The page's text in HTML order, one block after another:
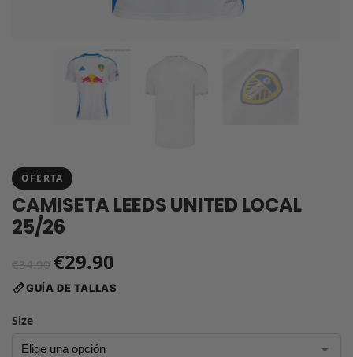
OFERTA
CAMISETA LEEDS UNITED LOCAL
25/26
€34.90 €29.90
GUÍA DE TALLAS
Size